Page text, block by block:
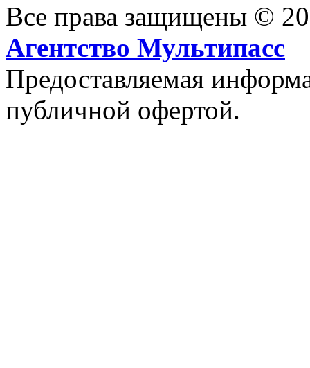
Все права защищены ©
Агентство Мультипасс
Предоставляемая
публичной офертой.